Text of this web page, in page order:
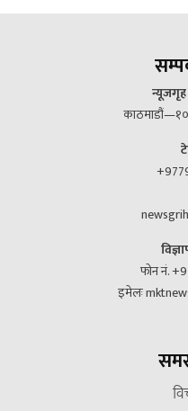
न्यूजगृह
काठमाडौं—१०
फोन नं.
इमेलः